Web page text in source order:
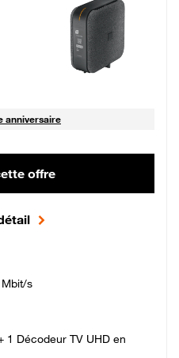
49,99 € par mois, Sans engagement
anniversaire
offre
s
1 Décodeur TV UHD en